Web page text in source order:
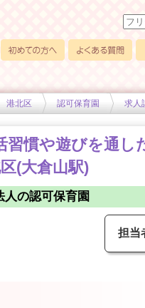
港北区 認可保育園 求人
習慣や遊びを通
(大倉山駅)
の認可保育園
担当